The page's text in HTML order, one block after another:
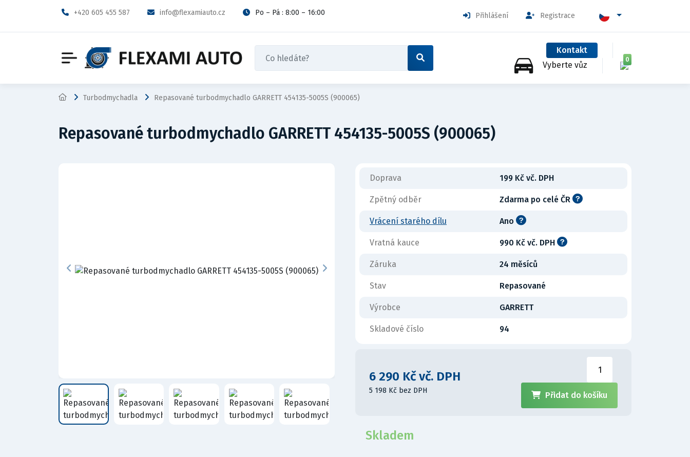
+420 605 455 587 info@flexamiauto.cz Po – Pá : 8:00 – 16:00 Přihlášení Registrace
Kontakt
Vyberte vůz
0
Turbodmychadla Repasované turbodmychadlo GARRETT 454135-5005S (900065)
Repasované turbodmychadlo GARRETT 454135-5005S (900065)
Doprava 199 Kč vč. DPH
Zpětný odběr Zdarma po celé ČR
Vrácení starého dílu Ano
Vratná kauce 990 Kč vč. DPH
Záruka 24 měsíců
Stav Repasované
Výrobce GARRETT
Skladové číslo 94
6 290 Kč vč. DPH
5 198 Kč bez DPH Přidat do košíku
Skladem